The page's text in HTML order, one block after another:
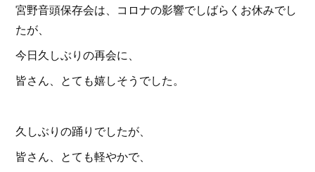
宮野音頭保存会は、コロナの影響でしばらくお休みでし
たが、
今日久しぶりの再会に、
皆さん、とても嬉しそうでした。
久しぶりの踊りでしたが、
皆さん、とても軽やかで、